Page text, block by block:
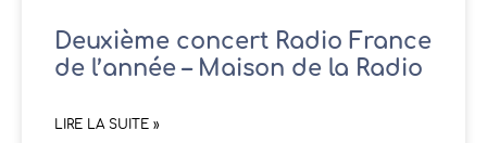
Deuxième concert Radio France
de l’année – Maison de la Radio
LIRE LA SUITE »